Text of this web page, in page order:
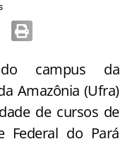
campus da
Amazônia (Ufra)
de cursos de
Federal do Pará